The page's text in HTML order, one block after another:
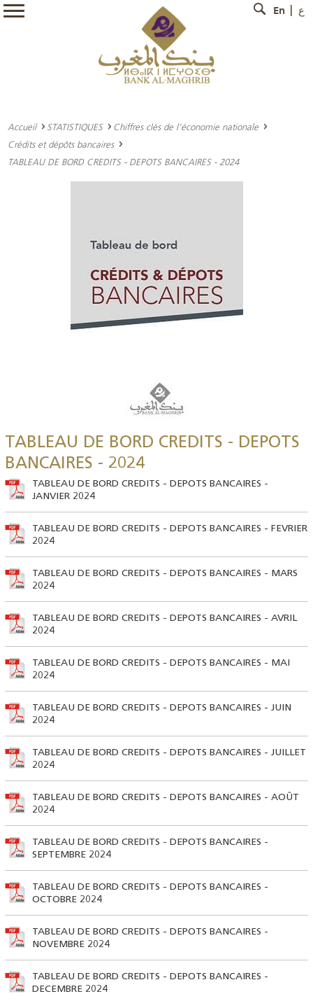
En ع
Accueil STATISTIQUES
Chiffres clés de l’économie nationale
Crédits et dépôts bancaires
TABLEAU DE BORD CREDITS - DEPOTS BANCAIRES - 2024
TABLEAU DE BORD CREDITS - DEPOTS
BANCAIRES - 2024
TABLEAU DE BORD CREDITS - DEPOTS BANCAIRES -
JANVIER 2024
TABLEAU DE BORD CREDITS - DEPOTS BANCAIRES - FEVRIER
2024
TABLEAU DE BORD CREDITS - DEPOTS BANCAIRES - MARS
2024
TABLEAU DE BORD CREDITS - DEPOTS BANCAIRES - AVRIL
2024
TABLEAU DE BORD CREDITS - DEPOTS BANCAIRES - MAI
2024
TABLEAU DE BORD CREDITS - DEPOTS BANCAIRES - JUIN
2024
TABLEAU DE BORD CREDITS - DEPOTS BANCAIRES - JUILLET
2024
TABLEAU DE BORD CREDITS - DEPOTS BANCAIRES - AOÛT
2024
TABLEAU DE BORD CREDITS - DEPOTS BANCAIRES -
SEPTEMBRE 2024
TABLEAU DE BORD CREDITS - DEPOTS BANCAIRES -
OCTOBRE 2024
TABLEAU DE BORD CREDITS - DEPOTS BANCAIRES -
NOVEMBRE 2024
TABLEAU DE BORD CREDITS - DEPOTS BANCAIRES -
DECEMBRE 2024